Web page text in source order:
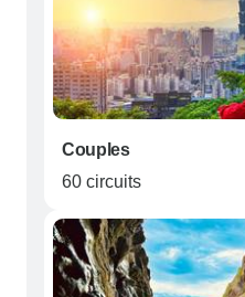
Couples
60 circuits